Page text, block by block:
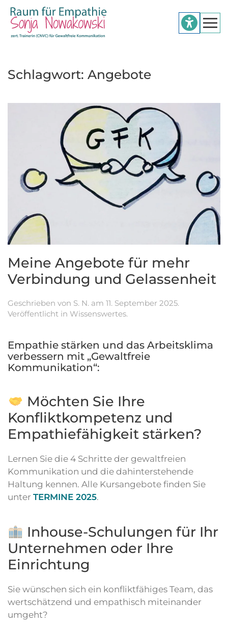
Zum Hauptinhalt springen
Schlagwort: Angebote
Meine Angebote für mehr
Verbindung und Gelassenheit
Geschrieben von S. N. am 11. September 2025.
Veröffentlicht in Wissenswertes.
Empathie stärken und das Arbeitsklima
verbessern mit „Gewaltfreie
Kommunikation“:
Möchten Sie Ihre
Konfliktkompetenz und
Empathiefähigkeit stärken?
Lernen Sie die 4 Schritte der gewaltfreien
Kommunikation und die dahinterstehende
Haltung kennen. Alle Kursangebote finden Sie
unter TERMINE 2025.
Inhouse-Schulungen für Ihr
Unternehmen oder Ihre
Einrichtung
Sie wünschen sich ein konfliktfähiges Team, das
wertschätzend und empathisch miteinander
umgeht?